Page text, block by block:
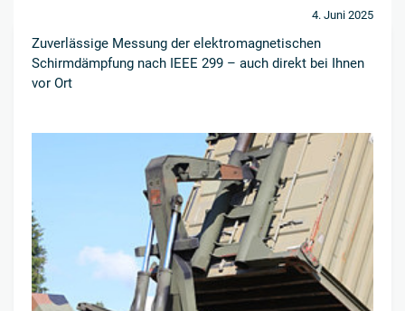
4. Juni 2025
Zuverlässige Messung der elektromagnetischen
Schirmdämpfung nach IEEE 299 – auch direkt bei Ihnen
vor Ort